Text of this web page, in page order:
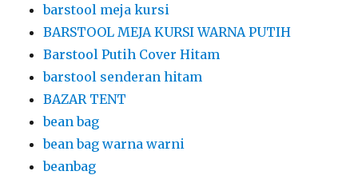
barstool meja kursi
BARSTOOL MEJA KURSI WARNA PUTIH
Barstool Putih Cover Hitam
barstool senderan hitam
BAZAR TENT
bean bag
bean bag warna warni
beanbag